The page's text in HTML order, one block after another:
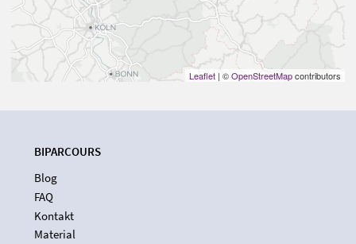
Leaflet | ©OpenStreetMapcontributors
BIPARCOURS
Blog
FAQ
Kontakt
Material